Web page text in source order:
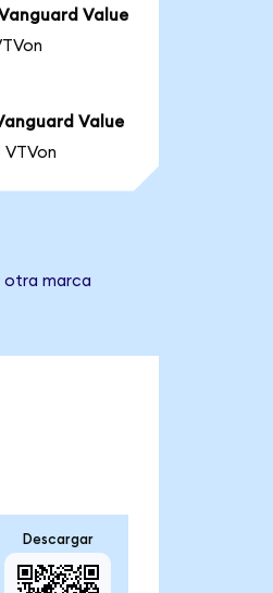
Value
Value
VTVon
otra marca
Descargar